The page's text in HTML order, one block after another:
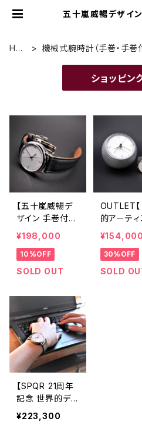
五十嵐威暢デザイ
HO
機械式腕時計（手巻・手巻
ショッピン
【五十嵐威暢デ
ザイン 手巻付自
動巻 earth wat
ch+稲穂・蜻蛉
・有田焼コラボレ
ーション】 ブルー
別注・国産高級
車シート革ベル
ト 《プロト1本限
定》
¥198,000
10%OFF
SOLD OUT
OUTLET
的アーティ
五十嵐威暢
イン 手巻
動巻
ch 】 ブ
¥154,000
30%OFF
SOLD
【SPQR 21周年
記念 世界的デザ
イナー五十嵐威
¥223,300